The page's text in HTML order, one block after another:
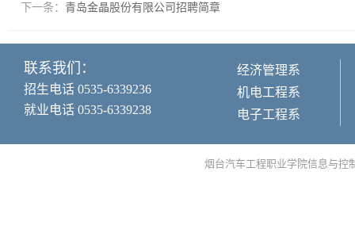
下一条： 青岛金晶股份有限公司招聘简章
联系我们：
招生电话 0535-6339236
就业电话 0535-6339238
经济管理系
机电工程系
电子工程系
烟台汽车工程职业学院信息与